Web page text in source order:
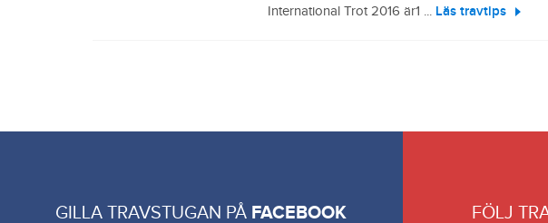
International Trot 2016 är1 ... Läs travtips
GILLA TRAVSTUGAN PÅ FACEBOOK FÖLJ